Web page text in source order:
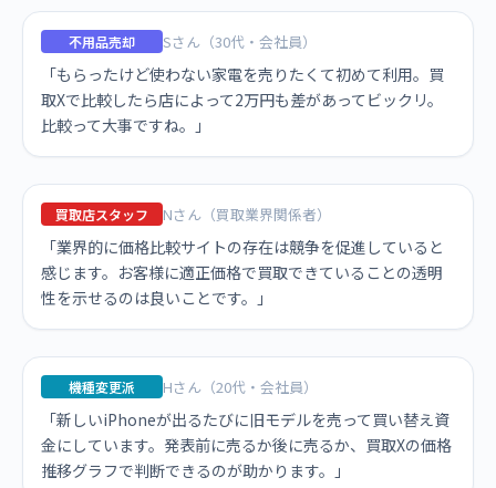
不用品売却 Sさん（30代・会社員）
「もらったけど使わない家電を売りたくて初めて利用。買
取Xで比較したら店によって2万円も差があってビックリ。
比較って大事ですね。」
買取店スタッフ Nさん（買取業界関係者）
「業界的に価格比較サイトの存在は競争を促進していると
感じます。お客様に適正価格で買取できていることの透明
性を示せるのは良いことです。」
機種変更派 Hさん（20代・会社員）
「新しいiPhoneが出るたびに旧モデルを売って買い替え資
金にしています。発表前に売るか後に売るか、買取Xの価格
推移グラフで判断できるのが助かります。」